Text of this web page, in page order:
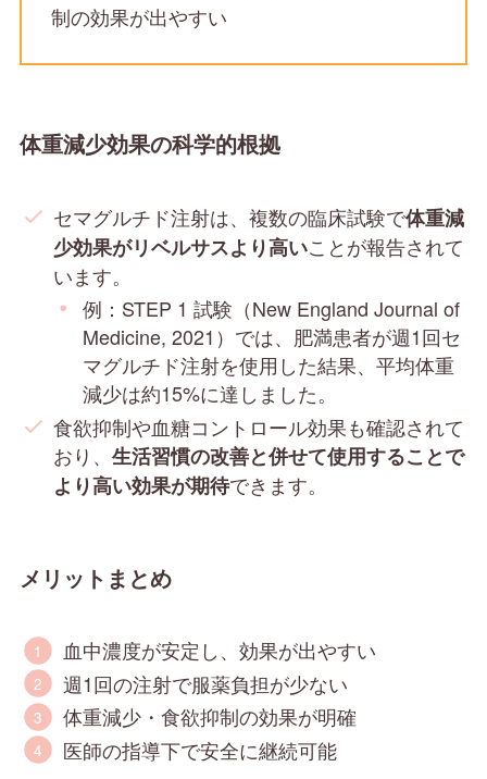
制の効果が出やすい
体重減少効果の科学的根拠
セマグルチド注射は、複数の臨床試験で体重減
少効果がリベルサスより高いことが報告されて
います。
例：STEP 1 試験（New England Journal of
Medicine, 2021）では、肥満患者が週1回セ
マグルチド注射を使用した結果、平均体重
減少は約15%に達しました。
食欲抑制や血糖コントロール効果も確認されて
おり、生活習慣の改善と併せて使用することで
より高い効果が期待できます。
メリットまとめ
血中濃度が安定し、効果が出やすい
週1回の注射で服薬負担が少ない
体重減少・食欲抑制の効果が明確
医師の指導下で安全に継続可能